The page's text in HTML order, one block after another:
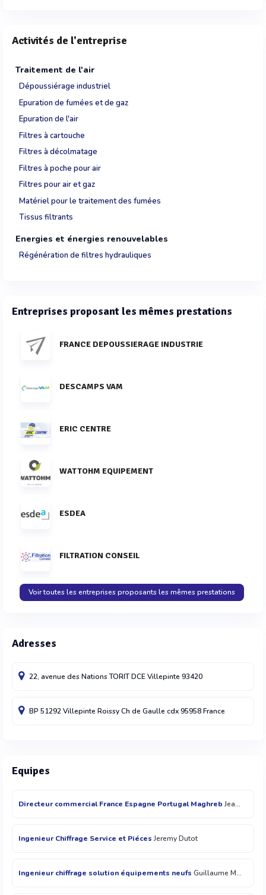
Activités de l'entreprise
Traitement de l'air
Dépoussiérage industriel
Epuration de fumées et de gaz
Epuration de l'air
Filtres à cartouche
Filtres à décolmatage
Filtres à poche pour air
Filtres pour air et gaz
Matériel pour le traitement des fumées
Tissus filtrants
Energies et énergies renouvelables
Régénération de filtres hydrauliques
Entreprises proposant les mêmes prestations
FRANCE DEPOUSSIERAGE INDUSTRIE
DESCAMPS VAM
ERIC CENTRE
WATTOHM EQUIPEMENT
ESDEA
FILTRATION CONSEIL
Voir toutes les entreprises proposants les mêmes prestations
Adresses
22, avenue des Nations TORIT DCEVillepinte 93420
BP 51292 Villepinte Roissy Ch de Gaulle cdx95958France
Equipes
Directeur commercial France Espagne Portugal Maghreb Jean Marc Dulery
Ingenieur Chiffrage Service et Piéces Jeremy Dutot
Ingenieur chiffrage solution équipements neufs Guillaume Mastio